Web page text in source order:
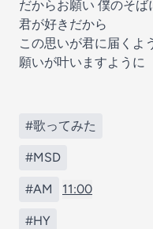
だからお願い 僕のそ
君が好きだから
この思いが君に届くよ
願いが叶いますように
#歌ってみた
#MSD
#AM 11:00
#HY